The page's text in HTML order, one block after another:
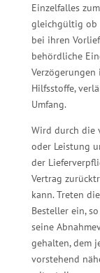
Einzelfalles
gleichgültig ob
bei ihren
behördliche
Hilfsstoffe,
Umfang.
Wird durch die
oder Leistung
der
Vertrag
kann. Treten
Besteller ein,
seine
gehalten, dem
vorstehend